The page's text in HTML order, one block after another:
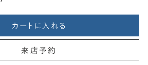
カートに入れる
来店予約